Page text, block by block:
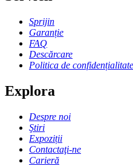
Sprijin
Garanție
FAQ
Descărcare
Politica de confidențialitate
Explora
Despre noi
Ştiri
Expoziții
Contactaţi-ne
Carieră